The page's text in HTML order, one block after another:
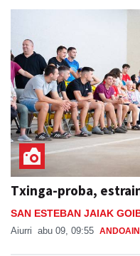
Txinga-proba,
SAN ESTEBAN JAIAK
Aiurri abu 09, 09:55 ANDOAIN